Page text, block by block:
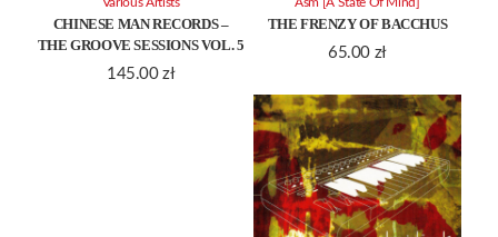
CHINESE MAN RECORDS –
THE GROOVE SESSIONS VOL. 5
145.00 zł
Various Artists
THE FRENZY OF BACCHUS
65.00 zł
Asm [A State Of Mind]